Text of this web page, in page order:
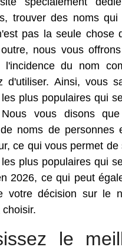
trouver des noms qui
pas la seule chose
nous vous
l'incidence du nom
d'utiliser. Ainsi, vous
les plus populaires qui
Nous vous disons
noms de personnes
ce qui vous permet
les plus populaires qui
2026, ce qui peut
votre décision sur le
le